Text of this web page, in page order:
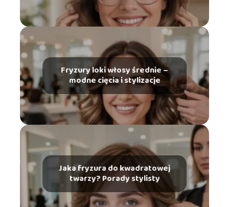
Fryzury loki włosy średnie –
modne cięcia i stylizacje
Jaka fryzura do kwadratowej
twarzy? Porady stylisty